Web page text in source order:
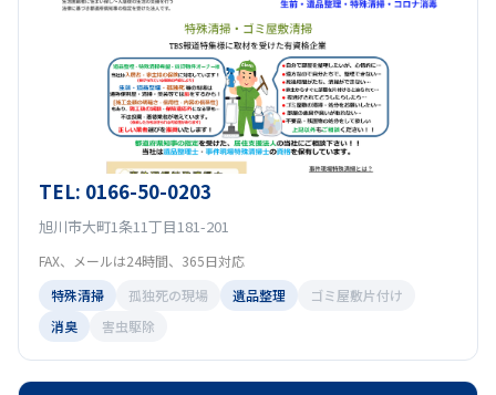
TEL: 0166-50-0203
旭川市大町1条11丁目181-201
FAX、メールは24時間、365日対応
特殊清掃
孤独死の現場 遺品整理
ゴミ屋敷片付け
消臭
害虫駆除